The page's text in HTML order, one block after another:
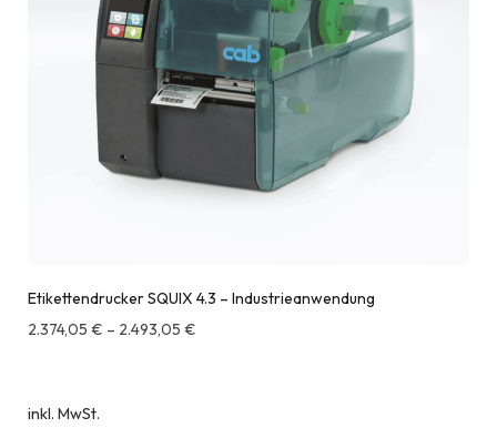
Etikettendrucker SQUIX 4.3 – Industrieanwendung
2.374,05 € – 2.493,05 €
inkl. MwSt.